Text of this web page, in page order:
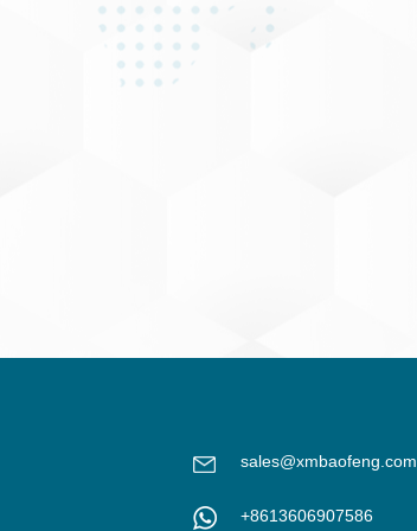
sales@xmbaofeng.com
+8613606907586